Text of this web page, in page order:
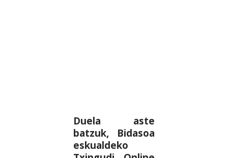
Duela aste
batzuk, Bidasoa
eskualdeko